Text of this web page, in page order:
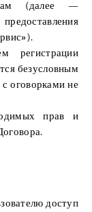
(далее —
регистрации
безусловным
оговорками не
прав и
доступ